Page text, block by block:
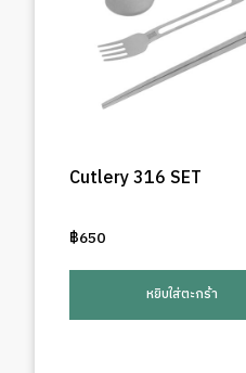
Cutlery 316 SET
฿650
หยิบใส่ตะกร้า